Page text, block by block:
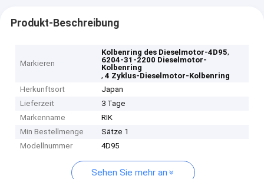
Produkt-Beschreibung
Markieren
Kolbenring des Dieselmotor-4D95,
6204-31-2200 Dieselmotor-
Kolbenring
,4 Zyklus-Dieselmotor-Kolbenring
Herkunftsort
Japan
Lieferzeit
3 Tage
Markenname
RIK
Min Bestellmenge
Sätze 1
Modellnummer
4D95
Sehen Sie mehr an